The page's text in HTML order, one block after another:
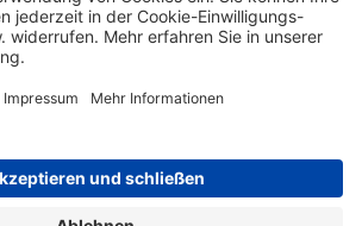
Datenschutz Barrierefreiheit